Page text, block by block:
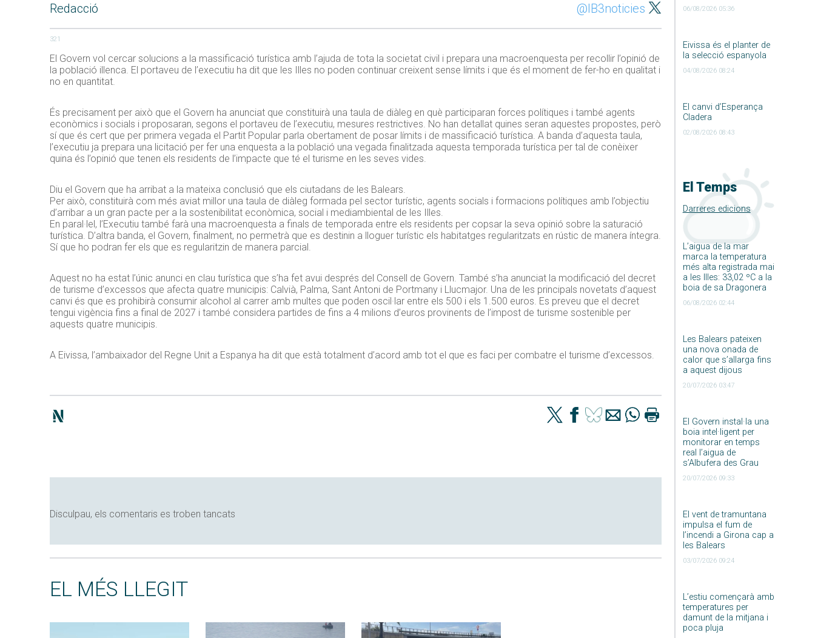
06/08/2026 05:36
Eivissa és el planter de
la selecció espanyola
04/08/2026 08:24
El canvi d’Esperança
Cladera
02/08/2026 08:43
El Temps
Darreres edicions
L’aigua de la mar
marca la temperatura
més alta registrada mai
a les Illes: 33,02 ºC a la
boia de sa Dragonera
06/08/2026 02:44
Les Balears pateixen
una nova onada de
calor que s’allarga fins
a aquest dijous
20/07/2026 03:47
El Govern instal·la una
boia intel·ligent per
monitorar en temps
real l’aigua de
s’Albufera des Grau
20/07/2026 09:33
El vent de tramuntana
impulsa el fum de
l’incendi a Girona cap a
les Balears
03/07/2026 09:24
L’estiu començarà amb
temperatures per
damunt de la mitjana i
poca pluja
Redacció @IB3noticies
321
El Govern vol cercar solucions a la massificació turística amb l’ajuda de tota la societat civil i prepara una macroenquesta per recollir l’opinió de
la població illenca. El portaveu de l’executiu ha dit que les Illes no poden continuar creixent sense límits i que és el moment de fer-ho en qualitat i
no en quantitat.
És precisament per això que el Govern ha anunciat que constituirà una taula de diàleg en què participaran forces polítiques i també agents
econòmics i socials i proposaran, segons el portaveu de l’executiu, mesures restrictives. No han detallat quines seran aquestes propostes, però
sí que és cert que per primera vegada el Partit Popular parla obertament de posar límits i de massificació turística. A banda d’aquesta taula,
l’executiu ja prepara una licitació per fer una enquesta a la població una vegada finalitzada aquesta temporada turística per tal de conèixer
quina és l’opinió que tenen els residents de l’impacte que té el turisme en les seves vides.
Diu el Govern que ha arribat a la mateixa conclusió que els ciutadans de les Balears.
Per això, constituirà com més aviat millor una taula de diàleg formada pel sector turístic, agents socials i formacions polítiques amb l’objectiu
d’arribar a un gran pacte per a la sostenibilitat econòmica, social i mediambiental de les Illes.
En paral·lel, l’Executiu també farà una macroenquesta a finals de temporada entre els residents per copsar la seva opinió sobre la saturació
turística. D’altra banda, el Govern, finalment, no permetrà que es destinin a lloguer turístic els habitatges regularitzats en rústic de manera íntegra.
Sí que ho podran fer els que es regularitzin de manera parcial.
Aquest no ha estat l’únic anunci en clau turística que s’ha fet avui després del Consell de Govern. També s’ha anunciat la modificació del decret
de turisme d’excessos que afecta quatre municipis: Calvià, Palma, Sant Antoni de Portmany i Llucmajor. Una de les principals novetats d’aquest
canvi és que es prohibirà consumir alcohol al carrer amb multes que poden oscil·lar entre els 500 i els 1.500 euros. Es preveu que el decret
tengui vigència fins a final de 2027 i també considera partides de fins a 4 milions d’euros provinents de l’impost de turisme sostenible per
aquests quatre municipis.
A Eivissa, l’ambaixador del Regne Unit a Espanya ha dit que està totalment d’acord amb tot el que es faci per combatre el turisme d’excessos.
Disculpau, els comentaris es troben tancats
EL MÉS LLEGIT